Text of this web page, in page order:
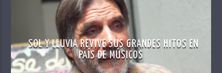
SOL Y LLUVIA REVIVE SUS GRANDES HITOS EN
PAÍS DE MÚSICOS